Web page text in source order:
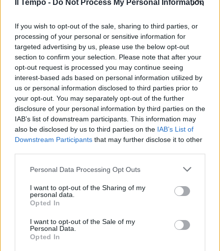
Il Tempo - Do Not Process My Personal Information
If you wish to opt-out of the sale, sharing to third parties, or
processing of your personal or sensitive information for
targeted advertising by us, please use the below opt-out
section to confirm your selection. Please note that after your
opt-out request is processed you may continue seeing
interest-based ads based on personal information utilized by
us or personal information disclosed to third parties prior to
your opt-out. You may separately opt-out of the further
disclosure of your personal information by third parties on the
IAB’s list of downstream participants. This information may
also be disclosed by us to third parties on the IAB’s List of
Downstream Participants that may further disclose it to other
Personal Data Processing Opt Outs
I want to opt-out of the Sharing of my
personal data.
Opted In
I want to opt-out of the Sale of my
Personal Data.
Opted In
20/02/2021
DEBUTTO
Draghi al primo Cdm: sarà un
governo ambientalista. Vaccini,
Recovery, licenziamenti: la
partenza choc
13/02/2021
IL CDM
L'ultimo decreto di Conte:
regione fino al 25 febbraio
12/02/2021
ENNESIMA PEZZA
un mese. Il Cdm approva la mini-
proroga delle cartelle